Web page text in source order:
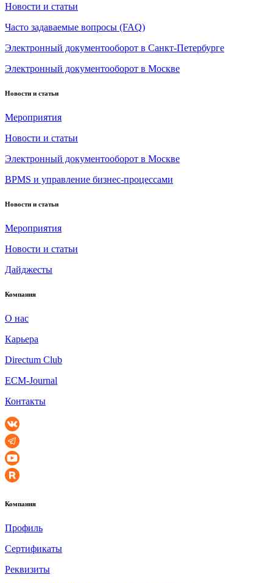
Новости и статьи
Часто задаваемые вопросы (FAQ)
Электронный документооборот в Санкт-Петербурге
Электронный документооборот в Москве
Новости и статьи
Мероприятия
Новости и статьи
Электронный документооборот в Москве
BPMS и управление бизнес-процессами
Новости и статьи
Мероприятия
Новости и статьи
Дайджесты
Компания
О нас
Карьера
Directum Club
ECM-Journal
Контакты
Компания
Профиль
Сертификаты
Реквизиты